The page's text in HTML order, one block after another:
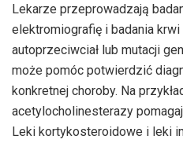
Lekarze przeprowadzają
elektromiografię i badania
autoprzeciwciał lub mutacji
może pomóc potwierdzić
konkretnej choroby. Na
acetylocholinesterazy
Leki kortykosteroidowe i leki